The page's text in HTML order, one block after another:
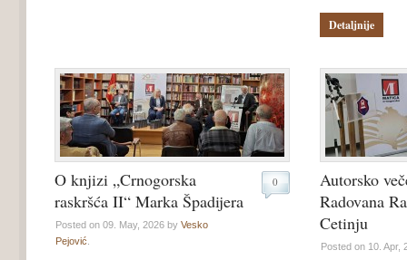
Detaljnije
O knjizi „Crnogorska
raskršća II“ Marka Špadijera
Posted on 09. May, 2026 by Vesko
Pejović
0
Autorsko
Radovana
Cetinju
Posted on 10. Apr,